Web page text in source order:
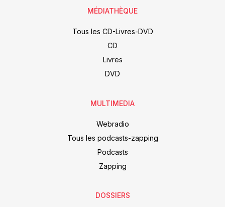
MÉDIATHÈQUE
Tous les CD-Livres-DVD
CD
Livres
DVD
MULTIMEDIA
Webradio
Tous les podcasts-zapping
Podcasts
Zapping
DOSSIERS